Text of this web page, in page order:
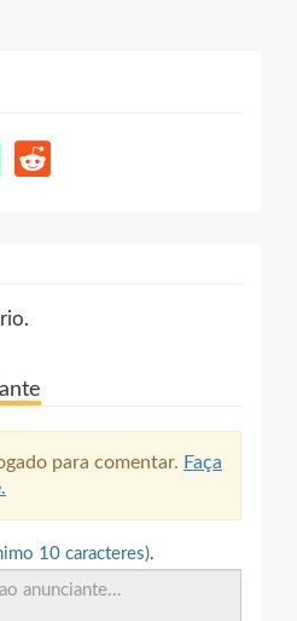
para comentar. Faça
10 caracteres).